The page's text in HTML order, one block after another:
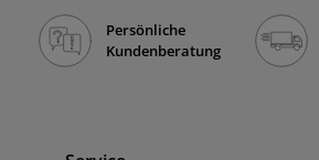
Persönliche
Kundenberatung